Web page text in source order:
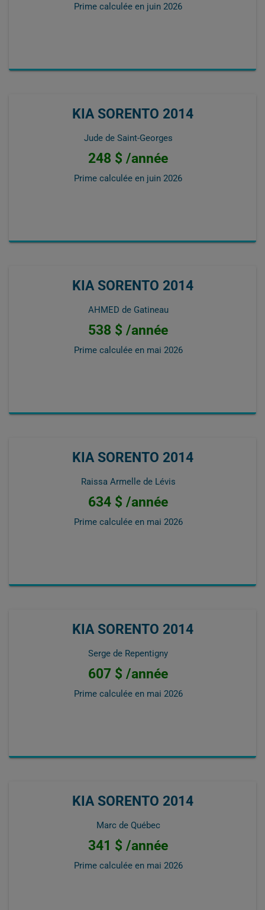
Prime calculée en juin 2026
KIA SORENTO 2014
Jude de Saint-Georges
248 $ /année
Prime calculée en juin 2026
KIA SORENTO 2014
AHMED de Gatineau
538 $ /année
Prime calculée en mai 2026
KIA SORENTO 2014
Raissa Armelle de Lévis
634 $ /année
Prime calculée en mai 2026
KIA SORENTO 2014
Serge de Repentigny
607 $ /année
Prime calculée en mai 2026
KIA SORENTO 2014
Marc de Québec
341 $ /année
Prime calculée en mai 2026